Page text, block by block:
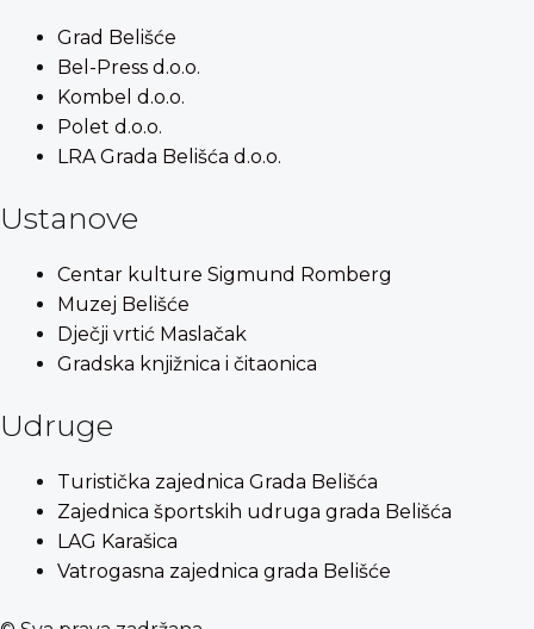
Grad Belišće
Bel-Press d.o.o.
Kombel d.o.o.
Polet d.o.o.
LRA Grada Belišća d.o.o.
Ustanove
Centar kulture Sigmund Romberg
Muzej Belišće
Dječji vrtić Maslačak
Gradska knjižnica i čitaonica
Udruge
Turistička zajednica Grada Belišća
Zajednica športskih udruga grada Belišća
LAG Karašica
Vatrogasna zajednica grada Belišće